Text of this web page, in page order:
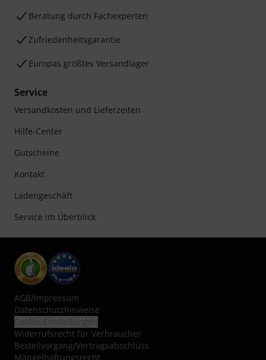
Beratung durch Fachexperten
Zufriedenheitsgarantie
Europas größtes Versandlager
Service
Versandkosten und Lieferzeiten
Hilfe-Center
Gutscheine
Kontakt
Ladengeschäft
Service im Überblick
AGB/Impressum
Datenschutzhinweise
Widerrufsrecht für Verbraucher
Bestellvorgang/Vertragsabschluss
Mängelhaftungsrecht